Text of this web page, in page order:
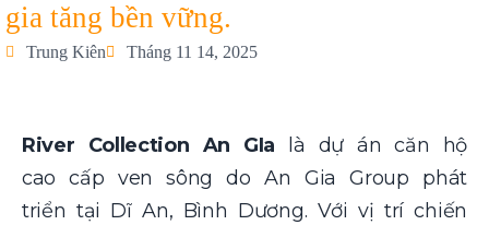
gia tăng bền vững.
Trung Kiên Tháng 11 14, 2025
River Collection An GIa là dự án căn hộ
cao cấp ven sông do An Gia Group phát
triển tại Dĩ An, Bình Dương. Với vị trí chiến